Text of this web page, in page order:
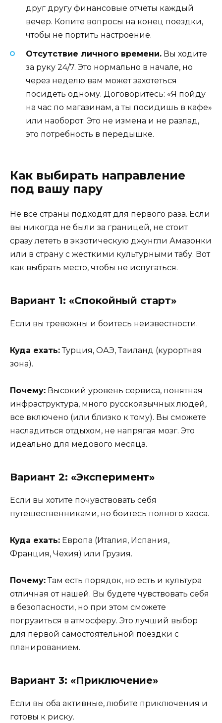
друг другу финансовые отчеты каждый
вечер. Копите вопросы на конец поездки,
чтобы не портить настроение.
Отсутствие личного времени. Вы ходите
за руку 24/7. Это нормально в начале, но
через неделю вам может захотеться
посидеть одному. Договоритесь: «Я пойду
на час по магазинам, а ты посидишь в кафе»
или наоборот. Это не измена и не разлад,
это потребность в передышке.
Как выбирать направление
под вашу пару
Не все страны подходят для первого раза. Если
вы никогда не были за границей, не стоит
сразу лететь в экзотическую джунгли Амазонки
или в страну с жесткими культурными табу. Вот
как выбрать место, чтобы не испугаться.
Вариант 1: «Спокойный старт»
Если вы тревожны и боитесь неизвестности.
Куда ехать:Турция, ОАЭ, Таиланд (курортная
зона).
Почему: Высокий уровень сервиса, понятная
инфраструктура, много русскоязычных людей,
все включено (или близко к тому). Вы сможете
насладиться отдыхом, не напрягая мозг. Это
идеально для медового месяца.
Вариант 2: «Эксперимент»
Если вы хотите почувствовать себя
путешественниками, но боитесь полного хаоса.
Куда ехать: Европа (Италия, Испания,
Франция, Чехия) или Грузия.
Почему:Там есть порядок, но есть и культура
отличная от нашей. Вы будете чувствовать себя
в безопасности, но при этом сможете
погрузиться в атмосферу. Это лучший выбор
для первой самостоятельной поездки с
планированием.
Вариант 3: «Приключение»
Если вы оба активные, любите приключения и
готовы к риску.